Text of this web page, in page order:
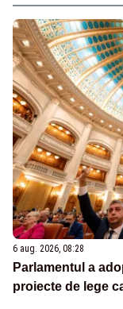
6 aug. 2026, 08:28
Parlamentul a
proiecte de lege